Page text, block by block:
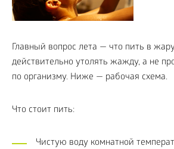
Главный вопрос лета — что пить в
действительно утолять жажду, а не
по организму. Ниже — рабочая схема.
Что стоит пить:
Чистую воду комнатной